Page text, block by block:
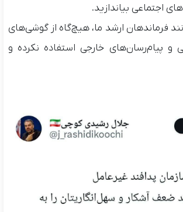
اجتماعی بیاندازید.
فرماندهان ارشد ما، هیچ‌گاه از گوشی‌های
و پیام‌رسان‌های خارجی استفاده نکرده و